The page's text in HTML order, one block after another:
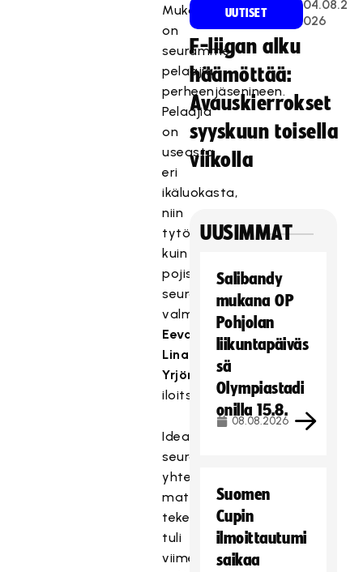
Mukana
on
seuramme
pelaajia
perheenjäsenineen.
Pelaajia
on
useasta
eri
ikäluokasta,
niin
tytöistä
kuin
pojistakin,
seuran
valmentaja
Eeva-
Lina
Yrjönen
iloitsee.
Idea
seuran
yhteisen
matkan
tekemisestä
tuli
viime
UUTISET
04.08.2
026
F-liigan alku
häämöttää:
Avauskierrokset
syyskuun toisella
viikolla
UUSIMMAT
Salibandy
mukana OP
Pohjolan
liikuntapäiväs
sä
Olympiastadi
onilla 15.8.
08.08.2026
Suomen
Cupin
ilmoittautumi
saikaa